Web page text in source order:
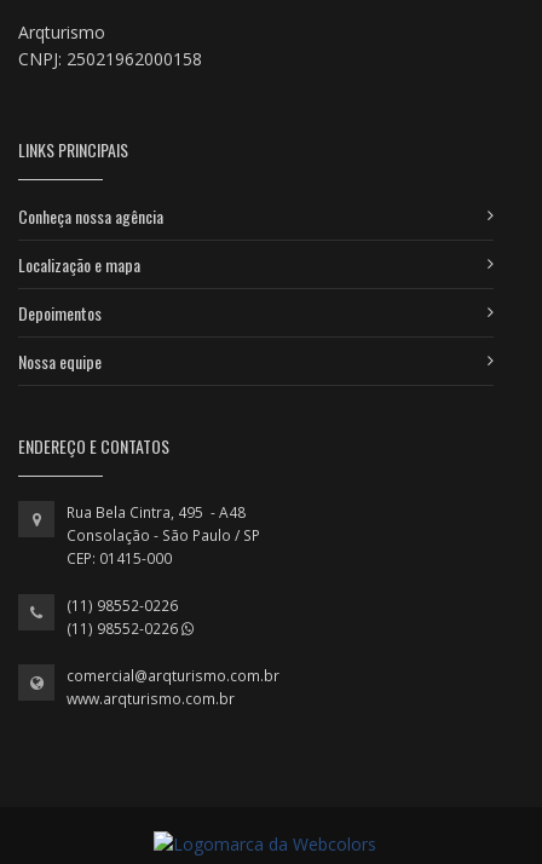
Arqturismo
CNPJ: 25021962000158
LINKS PRINCIPAIS
Conheça nossa agência
Localização e mapa
Depoimentos
Nossa equipe
ENDEREÇO E CONTATOS
Rua Bela Cintra, 495 - A48
Consolação - São Paulo / SP
CEP: 01415-000
(11) 98552-0226
(11) 98552-0226
comercial@arqturismo.com.br
www.arqturismo.com.br